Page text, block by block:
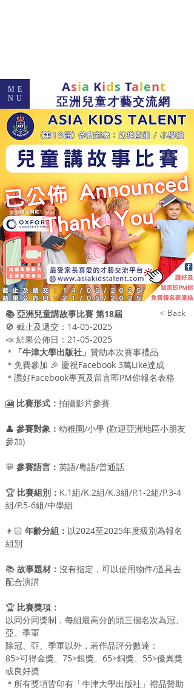
ME
NU
Asia Kids Talent
亞洲兒童才藝交流網
📚 亞洲兒童講故事比賽 第18屆
🚫 截止及遞交：14-05-2025
📣 結果公佈日：21-05-2025
＊
「牛津大學出版社」 贊助本次賽事禮品
＊免費參加 🎉 慶祝Facebook 3萬Like達成
＊讚好Facebook專頁及留言即PM你報名表​格
🎦 比賽形式： 拍攝影片參賽
👤 參賽對象： 幼稚園/小學 (歡迎亞洲地區小朋友
參加)
💬 參賽語言： 英語/粵語/普通話
🏆 比賽組別： K.1組/K.2組/K.3組/P.1-2組/P.3-4
組/P.5-6組​/中學組
👦🏻 年齡分組： 以2024至2025年度級別為報名
組別
📚 故事題材： 沒有指定，可以使用物件/道具去
配合演講
🏆 比賽獎項：
以同分同獎制，每組最高分的頭三個名次為冠、
亞、季軍
除冠、亞、季軍以外，若作品評分數達：
85>可得金獎、75>銀獎、65>銅獎、55>優異獎
或良好奬
＊所有獎項皆印有「牛津大學出版社」禮品贊助
< Back